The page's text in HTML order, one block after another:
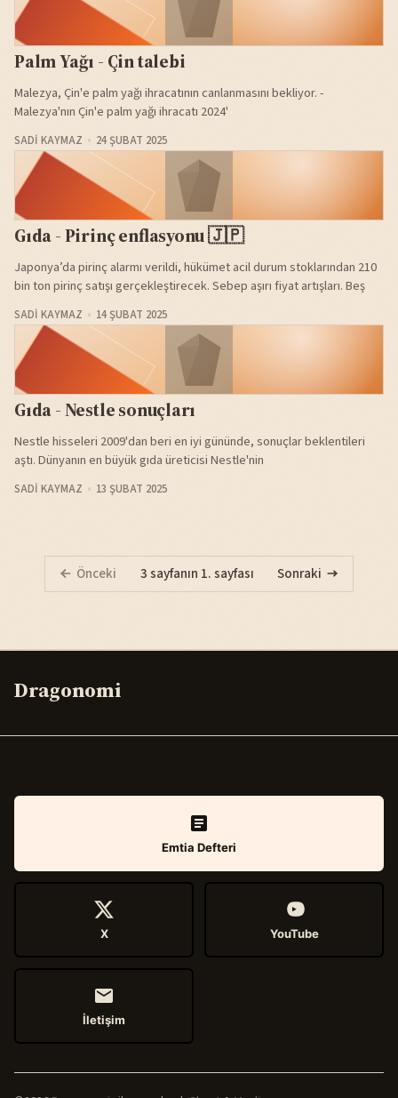
Palm Yağı - Çin talebi
Malezya, Çin'e palm yağı ihracatının canlanmasını bekliyor. -
Malezya'nın Çin'e palm yağı ihracatı 2024'
SADI KAYMAZ 24 ŞUBAT 2025
Gıda - Pirinç enflasyonu 🇯🇵
Japonya’da pirinç alarmı verildi, hükümet acil durum stoklarından 210
bin ton pirinç satışı gerçekleştirecek. Sebep aşırı fiyat artışları. Beş
SADI KAYMAZ 14 ŞUBAT 2025
Gıda - Nestle sonuçları
Nestle hisseleri 2009'dan beri en iyi gününde, sonuçlar beklentileri
aştı. Dünyanın en büyük gıda üreticisi Nestle'nin
SADI KAYMAZ 13 ŞUBAT 2025
Önceki 3 sayfanın 1. sayfası Sonraki
Dragonomi
Emtia Defteri
X YouTube
İletişim